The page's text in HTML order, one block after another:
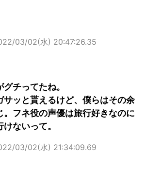
03/02(水) 20:47:26.35
チってたね。
サッと貰えるけど、僕らはその余
。フネ役の声優は旅行好きなのに
ないって。
03/02(水) 21:34:09.69